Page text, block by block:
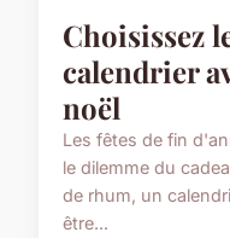
Choisissez
calendrier
noël
Les fêtes de fin
le dilemme du
de rhum, un
être...